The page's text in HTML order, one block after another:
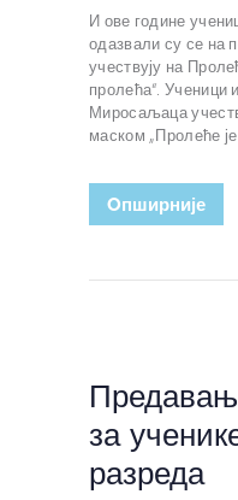
И ове године
одазвали су се на
учествују на
пролећа“. Ученици
Миросаљаца
маском „Пролеће
Oпширније
за
разреда